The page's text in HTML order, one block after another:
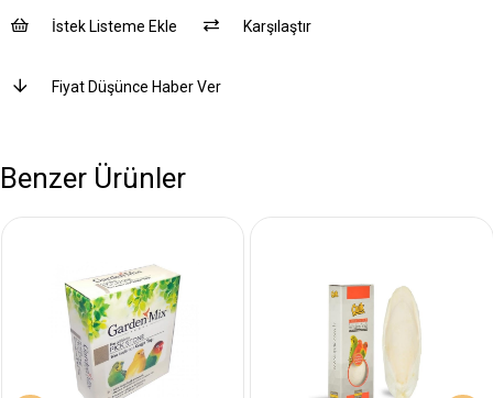
İstek Listeme Ekle Karşılaştır
Fiyat Düşünce Haber Ver
Benzer Ürünler